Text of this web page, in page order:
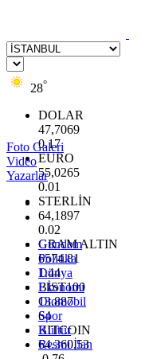
28°
DOLAR
47,7069
0.17
EURO
55,0265
0.01
STERLİN
64,1897
0.02
GRAM ALTIN
6574.81
1.44
BİST100
13.887
64
BITCOIN
64.360,53
Foto Galeri
Video
Yazarlar
Gündem
Politika
Dünya
Ekonomi
Otomobil
Spor
Kültür
Resmi İlan